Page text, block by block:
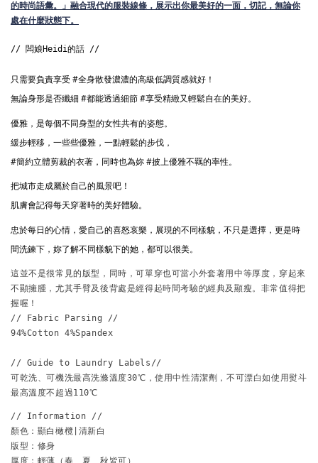
的時尚語彙。」 融合現代的服裝線條，展示出你最美好的一面，切記，無論你
處在什麼狀態下。
// 闆娘Heidi的話 //
只需要負責享受 #全身散發濃濃的高級低調質感就好 ！
無論身形是否纖細 #都能透過細節#享受精緻又輕鬆自在的美好。
優雅，是每個不同身型的女性共有的姿態。
緩步輕移，一些些優雅，一點輕鬆的步伐，
#簡約立體剪裁的衣著 ，同時也為妳 #披上優雅不羈的率性。
把城市走成屬於自己的風景吧！
肌膚會記得每天穿著時的美好體驗。
忠於每日的心情，愛自己的喜怒哀樂，展現的不同樣貌，不只是選擇，更是時
間洗鍊下，妳了解不同樣貌下的她，都可以很美。
這並不是很常見的版型，同時，可單穿也可當小外套著用中等厚度，穿起來
不顯擁腫，尤其手臂及後背處是經得起時間考驗的經典及顯瘦。非常值得把
握喔！
// Fabric Parsing //
94%Cotton 4%Spandex
// Guide to Laundry Labels//
可乾洗、可機洗最高洗滌溫度30℃，使用中性清潔劑，不可漂白如使用熨斗
最高溫度不超過110℃
// Information //
顏色：顯白橄欖| 清新白
版型：修身